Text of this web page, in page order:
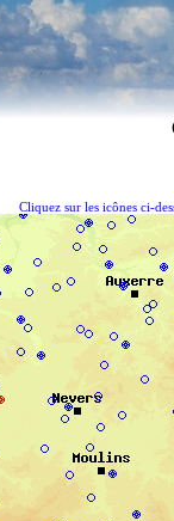
Cliquez sur les icônes ci-